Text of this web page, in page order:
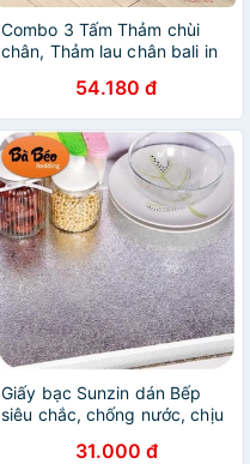
Combo 3 Tấm Thảm chùi
chân, Thảm lau chân bali in
kích Sunzin 40x60cm cho
nhà tắm, phòng ng
54.180 đ
Giấy bạc Sunzin dán Bếp
siêu chắc, chống nước, chịu
31.000 đ